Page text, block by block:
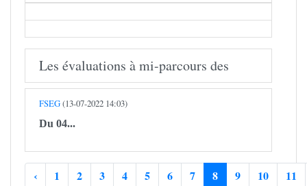
Les évaluations à mi-parcours des
FSEG(13-07-2022 14:03)
Du 04...
‹ 1 2 3 4 5 6 7 8 9 10 11